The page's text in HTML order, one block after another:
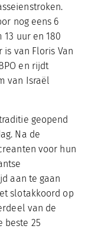
nog eens 6
uur en 180
van Floris Van
en rijdt
van Israël
geopend
Na de
voor hun
aan te gaan
slotakkoord op
van de
beste 25